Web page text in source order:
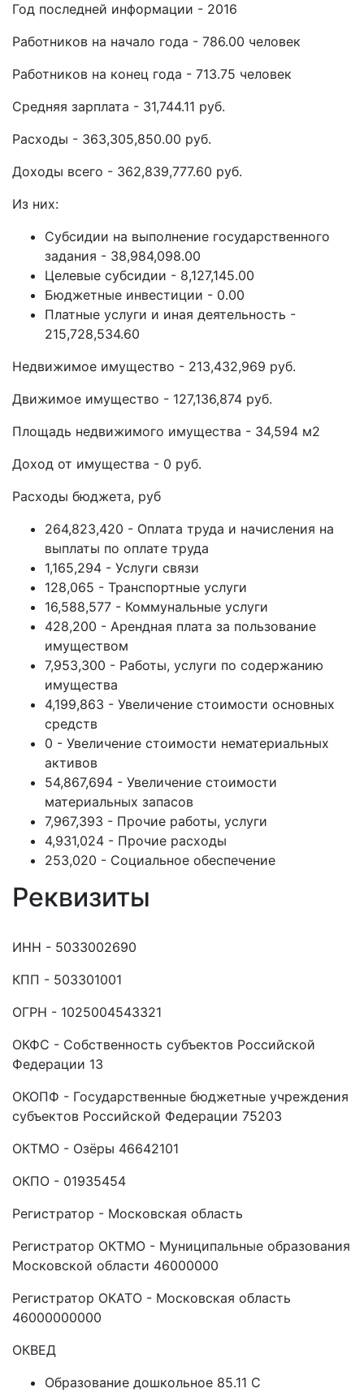
Год последней информации - 2016
Работников на начало года - 786.00 человек
Работников на конец года - 713.75 человек
Средняя зарплата - 31,744.11 руб.
Расходы - 363,305,850.00 руб.
Доходы всего - 362,839,777.60 руб.
Из них:
Субсидии на выполнение государственного
задания - 38,984,098.00
Целевые субсидии - 8,127,145.00
Бюджетные инвестиции - 0.00
Платные услуги и иная деятельность -
215,728,534.60
Недвижимое имущество - 213,432,969 руб.
Движимое имущество - 127,136,874 руб.
Площадь недвижимого имущества - 34,594 м2
Доход от имущества - 0 руб.
Расходы бюджета, руб
264,823,420 - Оплата труда и начисления на
выплаты по оплате труда
1,165,294 - Услуги связи
128,065 - Транспортные услуги
16,588,577 - Коммунальные услуги
428,200 - Арендная плата за пользование
имуществом
7,953,300 - Работы, услуги по содержанию
имущества
4,199,863 - Увеличение стоимости основных
средств
0 - Увеличение стоимости нематериальных
активов
54,867,694 - Увеличение стоимости
материальных запасов
7,967,393 - Прочие работы, услуги
4,931,024 - Прочие расходы
253,020 - Социальное обеспечение
Реквизиты
ИНН - 5033002690
КПП - 503301001
ОГРН - 1025004543321
ОКФС - Собственность субъектов Российской
Федерации 13
ОКОПФ - Государственные бюджетные учреждения
субъектов Российской Федерации 75203
ОКТМО - Озёры 46642101
ОКПО - 01935454
Регистратор - Московская область
Регистратор ОКТМО - Муниципальные образования
Московской области 46000000
Регистратор ОКАТО - Московская область
46000000000
ОКВЕД
Образование дошкольное 85.11 C